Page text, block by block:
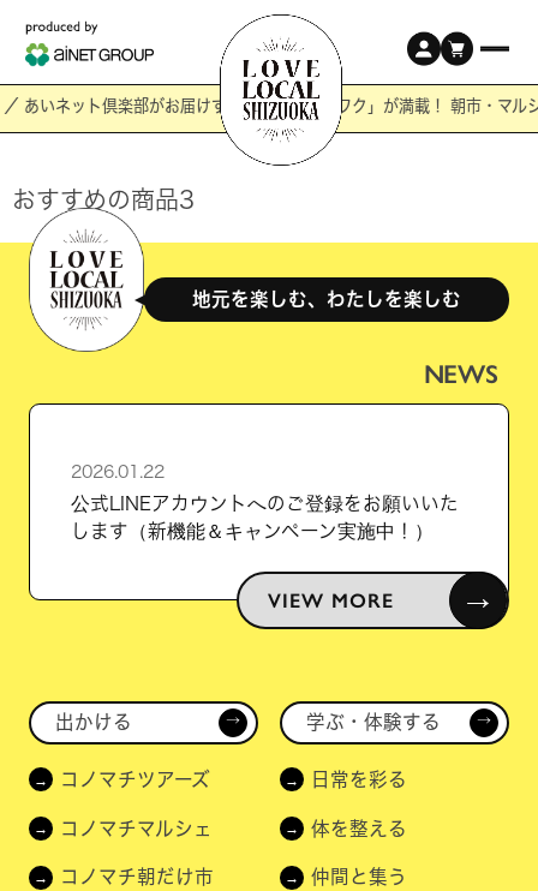
あいネット倶楽部がお届けする静岡の「ワクワク」が満載！ 朝市・マ
おすすめの商品3
地元を楽しむ、わたしを楽しむ
NEWS
2026.01.22
公式LINEアカウントへのご登録をお願いいた
します（新機能＆キャンペーン実施中！）
VIEW MORE →
出かける →
コノマチツアーズ
コノマチマルシェ
コノマチ朝だけ市
学ぶ・体験する →
日常を彩る
体を整える
仲間と集う